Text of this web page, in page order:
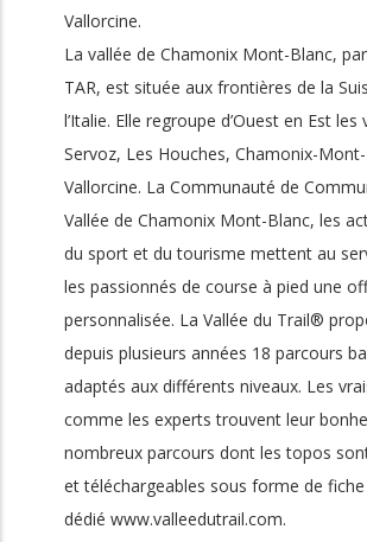
Vallorcine.
La vallée de Chamonix Mont-Blanc,
TAR, est située aux frontières de la
l’Italie. Elle regroupe d’Ouest en Est les
Servoz, Les Houches, Chamonix-
Vallorcine. La Communauté de
Vallée de Chamonix Mont-Blanc, les
du sport et du tourisme mettent au
les passionnés de course à pied une
personnalisée. La Vallée du Trail®
depuis plusieurs années 18 parcours
adaptés aux différents niveaux. Les
comme les experts trouvent leur
nombreux parcours dont les topos
et téléchargeables sous forme de
dédié www.valleedutrail.com.